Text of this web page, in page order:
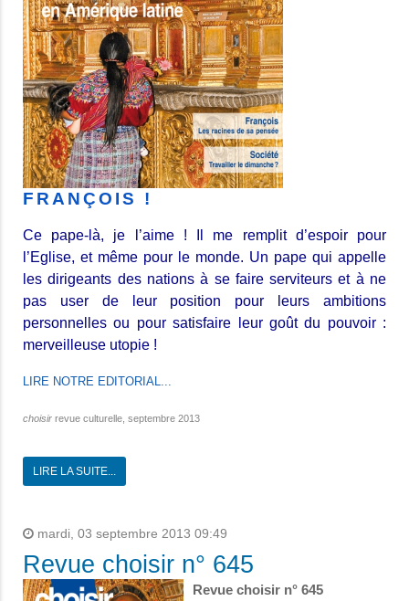
FRANÇOIS !
Ce pape-là, je l’aime ! Il me remplit d’espoir pour
l’Eglise, et même pour le monde. Un pape qui appelle
les dirigeants des nations à se faire serviteurs et à ne
pas user de leur position pour leurs ambitions
personnelles ou pour satisfaire leur goût du pouvoir :
merveilleuse utopie !
LIRE NOTRE EDITORIAL...
choisir revue culturelle, septembre 2013
LIRE LA SUITE...
mardi, 03 septembre 2013 09:49
Revue choisir n° 645
Revue choisir n° 645